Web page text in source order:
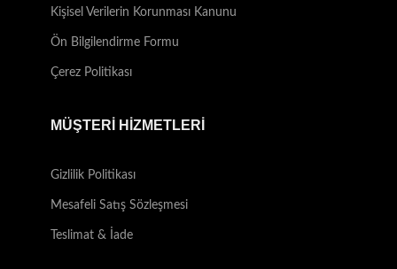
Kişisel Verilerin Korunması Kanunu
Ön Bilgilendirme Formu
Çerez Politikası
MÜŞTERİ HİZMETLERİ
Gizlilik Politikası
Mesafeli Satış Sözleşmesi
Teslimat & İade